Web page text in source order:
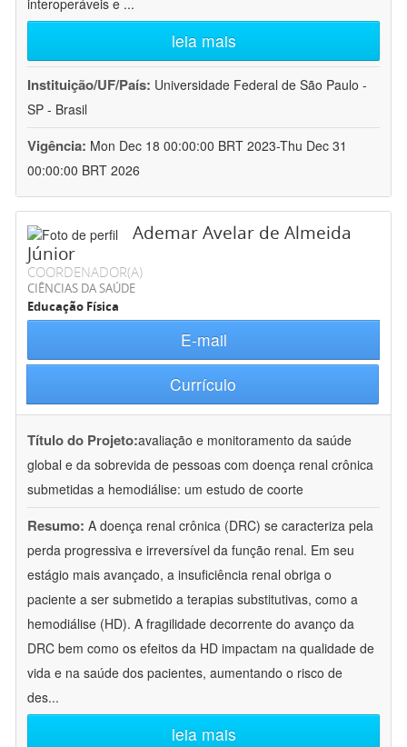
interoperáveis e ...
leia mais
Instituição/UF/País: Universidade Federal de São Paulo -
SP - Brasil
Vigência: Mon Dec 18 00:00:00 BRT 2023-Thu Dec 31
00:00:00 BRT 2026
Ademar Avelar de Almeida
Júnior
COORDENADOR(A)
CIÊNCIAS DA SAÚDE
Educação Física
E-mail
Currículo
Título do Projeto:avaliação e monitoramento da saúde
global e da sobrevida de pessoas com doença renal crônica
submetidas a hemodiálise: um estudo de coorte
Resumo: A doença renal crônica (DRC) se caracteriza pela
perda progressiva e irreversível da função renal. Em seu
estágio mais avançado, a insuficiência renal obriga o
paciente a ser submetido a terapias substitutivas, como a
hemodiálise (HD). A fragilidade decorrente do avanço da
DRC bem como os efeitos da HD impactam na qualidade de
vida e na saúde dos pacientes, aumentando o risco de
des...
leia mais